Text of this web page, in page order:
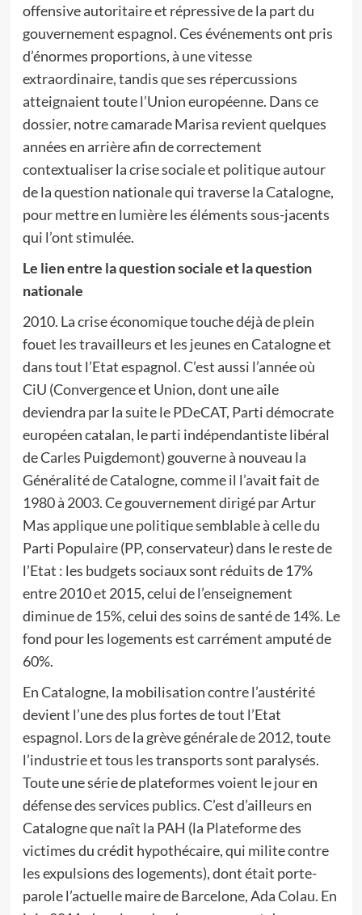
offensive autoritaire et répressive de la part du
gouvernement espagnol. Ces événements ont pris
d’énormes proportions, à une vitesse
extraordinaire, tandis que ses répercussions
atteignaient toute l’Union européenne. Dans ce
dossier, notre camarade Marisa revient quelques
années en arrière afin de correctement
contextualiser la crise sociale et politique autour
de la question nationale qui traverse la Catalogne,
pour mettre en lumière les éléments sous-jacents
qui l’ont stimulée.
Le lien entre la question sociale et la question
nationale
2010. La crise économique touche déjà de plein
fouet les travailleurs et les jeunes en Catalogne et
dans tout l’Etat espagnol. C’est aussi l’année où
CiU (Convergence et Union, dont une aile
deviendra par la suite le PDeCAT, Parti démocrate
européen catalan, le parti indépendantiste libéral
de Carles Puigdemont) gouverne à nouveau la
Généralité de Catalogne, comme il l’avait fait de
1980 à 2003. Ce gouvernement dirigé par Artur
Mas applique une politique semblable à celle du
Parti Populaire (PP, conservateur) dans le reste de
l’Etat : les budgets sociaux sont réduits de 17%
entre 2010 et 2015, celui de l’enseignement
diminue de 15%, celui des soins de santé de 14%. Le
fond pour les logements est carrément amputé de
60%.
En Catalogne, la mobilisation contre l’austérité
devient l’une des plus fortes de tout l’Etat
espagnol. Lors de la grève générale de 2012, toute
l’industrie et tous les transports sont paralysés.
Toute une série de plateformes voient le jour en
défense des services publics. C’est d’ailleurs en
Catalogne que naît la PAH (la Plateforme des
victimes du crédit hypothécaire, qui milite contre
les expulsions des logements), dont était porte-
parole l’actuelle maire de Barcelone, Ada Colau. En